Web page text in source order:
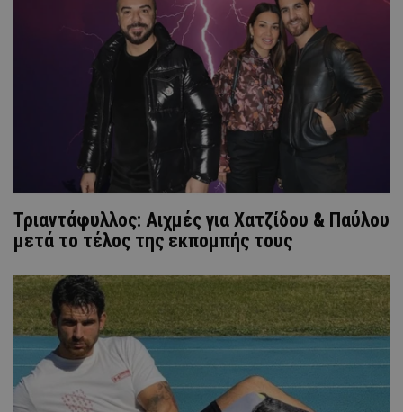
Τριαντάφυλλος: Αιχμές για Χατζίδου & Παύλου
μετά το τέλος της εκπομπής τους